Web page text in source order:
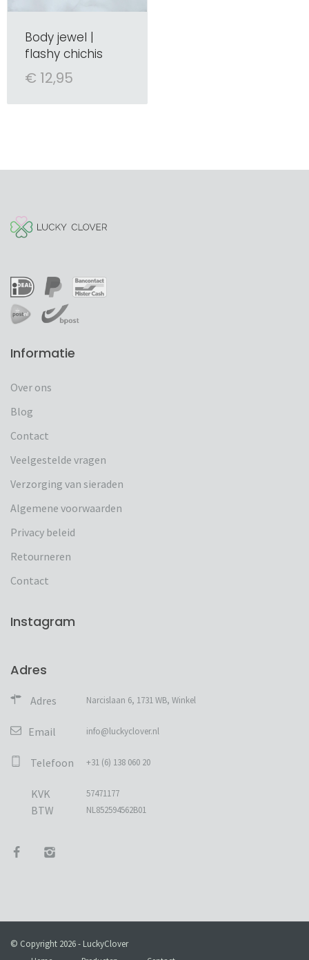
Body jewel |
flashy chichis
€ 12,95
Informatie
Over ons
Blog
Contact
Veelgestelde vragen
Verzorging van sieraden
Algemene voorwaarden
Privacy beleid
Retourneren
Contact
Instagram
Adres
Adres Narcislaan 6, 1731 WB, Winkel
Email info@luckyclover.nl
Telefoon +31 (6) 138 060 20
KVK 57471177
BTW NL852594562B01
© Copyright 2026 - LuckyClover